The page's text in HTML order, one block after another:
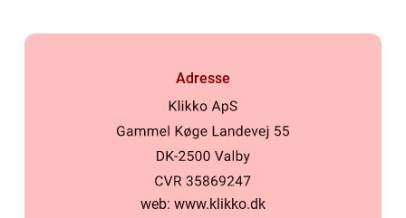
Adresse
web: www.klikko.dk